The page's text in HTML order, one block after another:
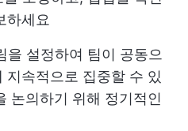
하세요
을 설정하여 팀이 공동으
지속적으로 집중할 수 있
논의하기 위해 정기적인